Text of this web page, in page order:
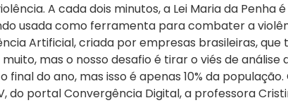
A cada dois minutos, a Lei Maria da Penha
usada como ferramenta para combater a
Artificial, criada por empresas brasileiras, que
mas o nosso desafio é tirar o viés de
do ano, mas isso é apenas 10% da
portal Convergência Digital, a professora